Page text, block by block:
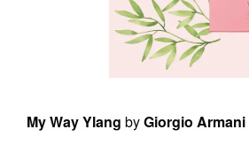
My Way Ylang byGiorgio Armani